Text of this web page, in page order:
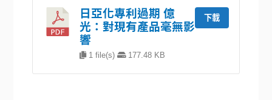
日亞化專利過期 億
光：對現有產品毫無影
響
1 file(s) 177.48 KB
下載